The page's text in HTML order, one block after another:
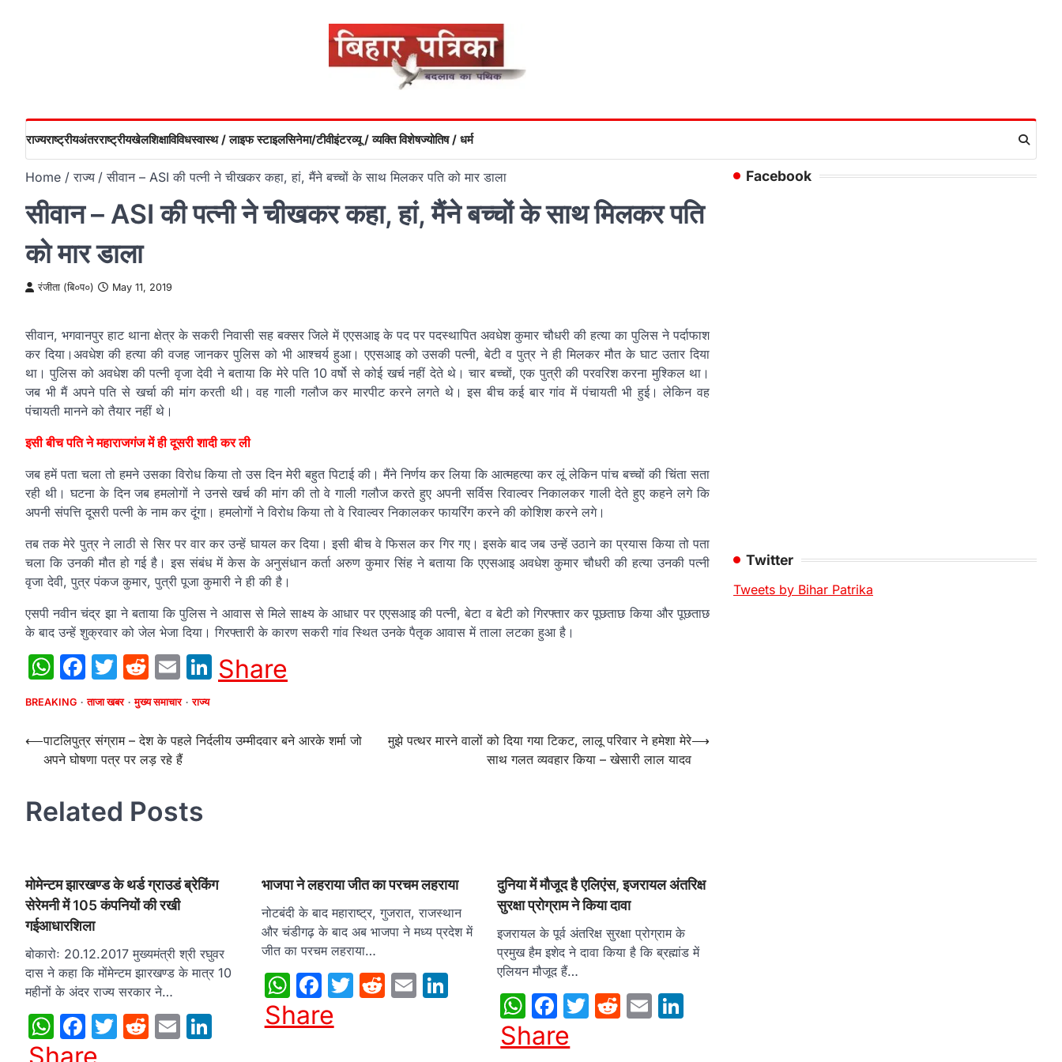
राज्यराष्ट्रीयअंतरराष्ट्रीयखेलशिक्षाविविधस्वास्थ / लाइफ स्टाइलसिनेमा/टीवीइंटरव्यू / व्यक्ति विशेषज्योतिष / धर्म
Home राज्य सीवान – ASI की पत्नी ने चीखकर कहा, हां, मैंने बच्चों के साथ मिलकर पति को मार डाला
सीवान – ASI की पत्नी ने चीखकर कहा, हां, मैंने बच्चों के साथ मिलकर पति
को मार डाला
रंजीता (बि०प०) May 11, 2019
सीवान, भगवानपुर हाट थाना क्षेत्र के सकरी निवासी सह बक्सर जिले में एएसआइ के पद पर पदस्थापित अवधेश कुमार चौधरी की हत्या का पुलिस ने पर्दाफाश
कर दिया।अवधेश की हत्या की वजह जानकर पुलिस को भी आश्चर्य हुआ। एएसआइ को उसकी पत्नी, बेटी व पुत्र ने ही मिलकर मौत के घाट उतार दिया
था। पुलिस को अवधेश की पत्नी वृजा देवी ने बताया कि मेरे पति 10 वर्षो से कोई खर्च नहीं देते थे। चार बच्चों, एक पुत्री की परवरिश करना मुश्किल था।
जब भी मैं अपने पति से खर्चा की मांग करती थी। वह गाली गलौज कर मारपीट करने लगते थे। इस बीच कई बार गांव में पंचायती भी हुई। लेकिन वह
पंचायती मानने को तैयार नहीं थे।
इसी बीच पति ने महाराजगंज में ही दूसरी शादी कर ली
जब हमें पता चला तो हमने उसका विरोध किया तो उस दिन मेरी बहुत पिटाई की। मैंने निर्णय कर लिया कि आत्महत्या कर लूं लेकिन पांच बच्चों की चिंता सता
रही थी। घटना के दिन जब हमलोगों ने उनसे खर्च की मांग की तो वे गाली गलौज करते हुए अपनी सर्विस रिवाल्वर निकालकर गाली देते हुए कहने लगे कि
अपनी संपत्ति दूसरी पत्नी के नाम कर दूंगा। हमलोगों ने विरोध किया तो वे रिवाल्वर निकालकर फायरिंग करने की कोशिश करने लगे।
तब तक मेरे पुत्र ने लाठी से सिर पर वार कर उन्हें घायल कर दिया। इसी बीच वे फिसल कर गिर गए। इसके बाद जब उन्हें उठाने का प्रयास किया तो पता
चला कि उनकी मौत हो गई है। इस संबंध में केस के अनुसंधान कर्ता अरुण कुमार सिंह ने बताया कि एएसआइ अवधेश कुमार चौधरी की हत्या उनकी पत्नी
वृजा देवी, पुत्र पंकज कुमार, पुत्री पूजा कुमारी ने ही की है।
एसपी नवीन चंद्र झा ने बताया कि पुलिस ने आवास से मिले साक्ष्य के आधार पर एएसआइ की पत्नी, बेटा व बेटी को गिरफ्तार कर पूछताछ किया और पूछताछ
के बाद उन्हें शुक्रवार को जेल भेजा दिया। गिरफ्तारी के कारण सकरी गांव स्थित उनके पैतृक आवास में ताला लटका हुआ है।
WhatsApp
Facebook
Twitter
Reddit
EmailLinkedIn
Share
BREAKING ताजा खबर मुख्य समाचार राज्य
Post
navigation
⟵पाटलिपुत्र संग्राम – देश के पहले निर्दलीय उम्मीदवार बने आरके शर्मा जो
अपने घोषणा पत्र पर लड़ रहे हैं
मुझे पत्थर मारने वालों को दिया गया टिकट, लालू परिवार ने हमेशा मेरे
साथ गलत व्यवहार किया – खेसारी लाल यादव
⟶
Related Posts
मोमेन्टम झारखण्ड के थर्ड ग्राउडं ब्रेकिंग
सेरेमनी में 105 कंपनियों की रखी
गईआधारशिला
बोकारोः 20.12.2017 मुख्यमंत्री श्री रघुवर
दास ने कहा कि मोंमेन्टम झारखण्ड के मात्र 10
महीनों के अंदर राज्य सरकार ने…
WhatsApp
Facebook
Twitter
Reddit
EmailLinkedIn
भाजपा ने लहराया जीत का परचम लहराया
नोटबंदी के बाद महाराष्‍ट्र, गुजरात, राजस्‍थान
और चंडीगढ़ के बाद अब भाजपा ने मध्‍य प्रदेश में
जीत का परचम लहराया…
WhatsApp
Facebook
Twitter
Reddit
EmailLinkedIn
Share
दुनिया में मौजूद है एलिएंस, इजरायल अंतरिक्ष
सुरक्षा प्रोग्राम ने किया दावा
इजरायल के पूर्व अंतरिक्ष सुरक्षा प्रोग्राम के
प्रमुख हैम इशेद ने दावा किया है कि ब्रह्मांड में
एलियन मौजूद हैं…
WhatsApp
Facebook
Twitter
Reddit
Email
Share
Facebook
Twitter
Tweets by Bihar Patrika